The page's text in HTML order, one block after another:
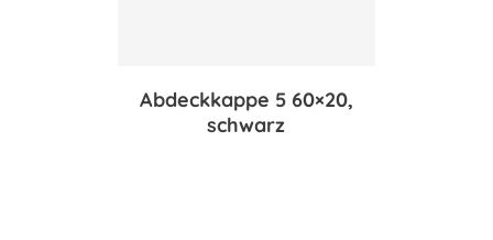
Abdeckkappe 5 60×20,
schwarz